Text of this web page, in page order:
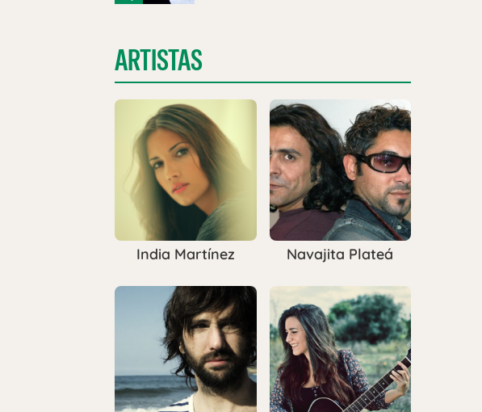
ARTISTAS
India Martínez Navajita Plateá